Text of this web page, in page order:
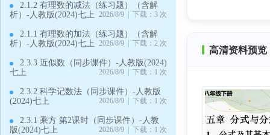
2.1.2 有理数的减法（练习题）（含解
析）-人教版(2024)七上 2026/8/9 | 下载：3 次
2.1.1 有理数的加法（练习题）（含解
析）-人教版(2024)七上 2026/8/9 | 下载：2 次
2.3.3 近似数（同步课件）-人教版(2024)
七上
2026/8/9 | 下载：1 次
2.3.2 科学记数法（同步课件）-人教版
(2024)七上
2026/8/9 | 下载：1 次
2.3.1 乘方 第2课时（同步课件）-人教
版(2024)七上
2026/8/9 | 下载：1 次
高清资料预